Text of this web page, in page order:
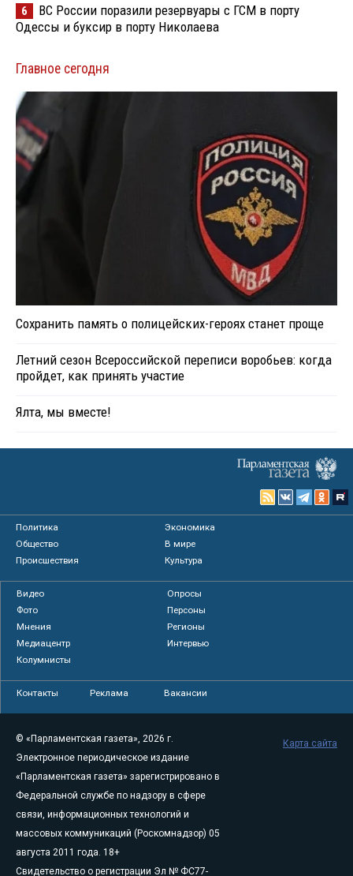
6
ВС России поразили резервуары с ГСМ в порту
Одессы и буксир в порту Николаева
Главное сегодня
Сохранить память о полицейских-героях станет проще
Летний сезон Всероссийской переписи воробьев: когда
пройдет, как принять участие
Ялта, мы вместе!
Политика
Экономика
Общество
В мире
Происшествия
Культура
Видео
Опросы
Фото
Персоны
Мнения
Регионы
Медиацентр
Интервью
Колумнисты
Контакты Реклама Вакансии
© «Парламентская газета», 2026 г.
Электронное периодическое издание
«Парламентская газета» зарегистрировано в
Федеральной службе по надзору в сфере
связи, информационных технологий и
массовых коммуникаций (Роскомнадзор) 05
августа 2011 года. 18+
Свидетельство о регистрации Эл № ФС77-
Карта сайта